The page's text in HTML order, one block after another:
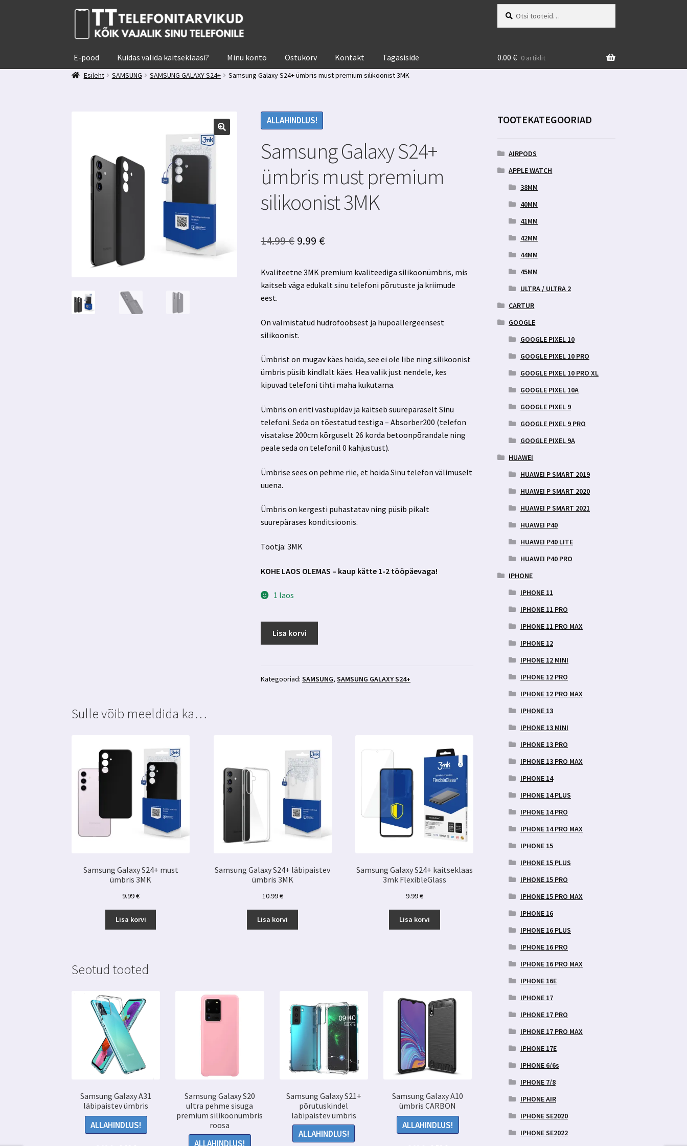
Liigu
navigeerimisele
Liigu
juurde
E-pood Kuidas valida kaitseklaasi? Minu konto Ostukorv Kontakt Tagasiside 0.00 € 0 artiklit
Esileht
SAMSUNG SAMSUNG GALAXY S24+ Samsung Galaxy S24+ ümbris must premium silikoonist 3MK
ALLAHINDLUS!
Samsung Galaxy S24+
ümbris must premium
silikoonist 3MK
14.99€ Algne
oli:
9.99 €Praegune
on:
Kvaliteetne 3MK premium kvaliteediga silikoonümbris, mis
kaitseb väga edukalt sinu telefoni põrutuste ja kriimude
eest.
On valmistatud hüdrofoobsest ja hüpoallergeensest
silikoonist.
Ümbrist on mugav käes hoida, see ei ole libe ning silikoonist
ümbris püsib kindlalt käes. Hea valik just nendele, kes
kipuvad telefoni tihti maha kukutama.
Ümbris on eriti vastupidav ja kaitseb suurepäraselt Sinu
telefoni. Seda on tõestatud testiga – Absorber200 (telefon
visatakse 200cm kõrguselt 26 korda betoonpõrandale ning
peale seda on telefonil 0 kahjustust).
Ümbrise sees on pehme riie, et hoida Sinu telefon välimuselt
uuena.
Ümbris on kergesti puhastatav ning püsib pikalt
suurepärases konditsioonis.
Tootja: 3MK
KOHE LAOS OLEMAS – kaup kätte 1-2 tööpäevaga!
1 laos
must
Lisa korvi
Kategooriad:SAMSUNG,SAMSUNG GALAXY S24+
Sulle võib meeldida ka…
Samsung Galaxy S24+ must
ümbris 3MK
9.99€
Lisa korvi
Samsung Galaxy S24+ läbipaistev
ümbris 3MK
10.99€
Lisa korvi
Samsung Galaxy S24+ kaitseklaas
3mk FlexibleGlass
9.99€
Lisa korvi
Seotud tooted
Samsung Galaxy A31
läbipaistev ümbris
ALLAHINDLUS!
Samsung Galaxy S20
ultra pehme sisuga
premium silikoonümbris
roosa
ALLAHINDLUS!
Samsung Galaxy S21+
põrutuskindel
läbipaistev ümbris
ALLAHINDLUS!
Samsung Galaxy A10
ümbris CARBON
ALLAHINDLUS!
TOOTEKATEGOORIAD
AIRPODS
APPLE WATCH
38MM
40MM
41MM
42MM
44MM
45MM
ULTRA / ULTRA 2
CARTUR
GOOGLE
GOOGLE PIXEL 10
GOOGLE PIXEL 10 PRO
GOOGLE PIXEL 10 PRO XL
GOOGLE PIXEL 10A
GOOGLE PIXEL 9
GOOGLE PIXEL 9 PRO
GOOGLE PIXEL 9A
HUAWEI
HUAWEI P SMART 2019
HUAWEI P SMART 2020
HUAWEI P SMART 2021
HUAWEI P40
HUAWEI P40 LITE
HUAWEI P40 PRO
IPHONE
IPHONE 11
IPHONE 11 PRO
IPHONE 11 PRO MAX
IPHONE 12
IPHONE 12 MINI
IPHONE 12 PRO
IPHONE 12 PRO MAX
IPHONE 13
IPHONE 13 MINI
IPHONE 13 PRO
IPHONE 13 PRO MAX
IPHONE 14
IPHONE 14 PLUS
IPHONE 14 PRO
IPHONE 14 PRO MAX
IPHONE 15
IPHONE 15 PLUS
IPHONE 15 PRO
IPHONE 15 PRO MAX
IPHONE 16
IPHONE 16 PLUS
IPHONE 16 PRO
IPHONE 16 PRO MAX
IPHONE 16E
IPHONE 17
IPHONE 17 PRO
IPHONE 17 PRO MAX
IPHONE 17E
IPHONE 6/6s
IPHONE 7/8
IPHONE AIR
IPHONE SE2020
IPHONE SE2022